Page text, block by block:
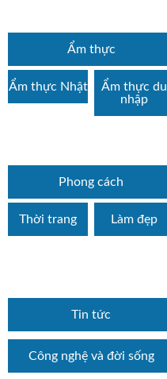
Ẩm thực
Ẩm thực Nhật
Ẩm thực du
nhập
Phong cách
Thời trang Làm đẹp
Tin tức
Công nghệ và đời sống